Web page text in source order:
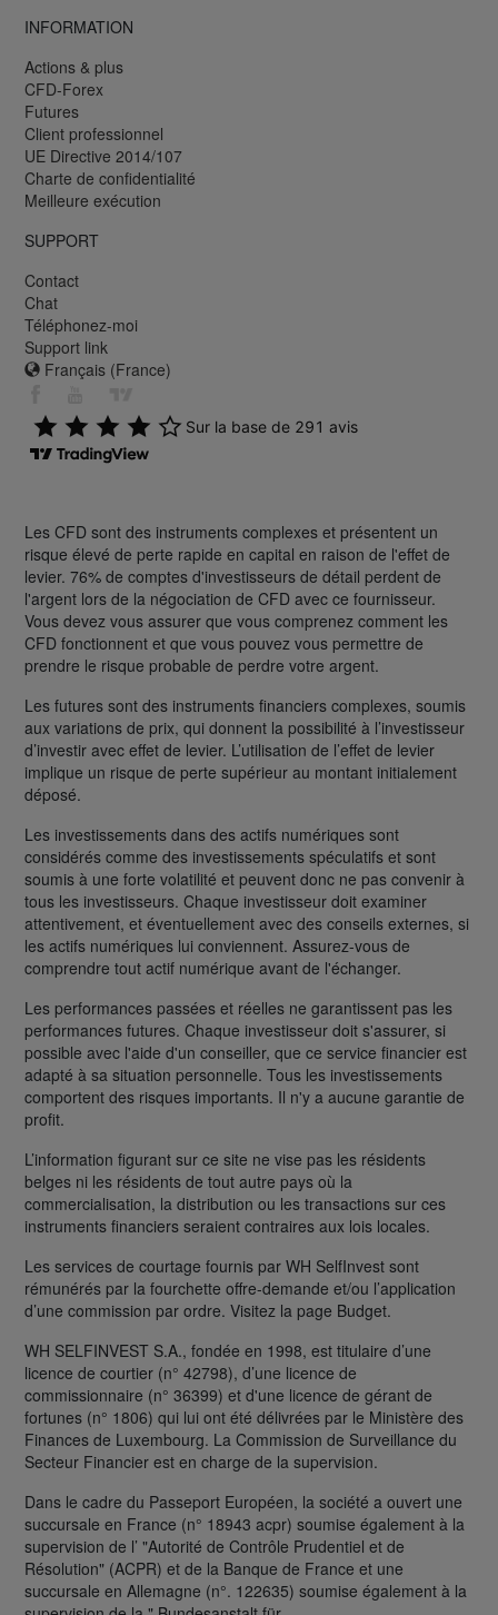
INFORMATION
Actions & plus
CFD-Forex
Futures
Client professionnel
UE Directive 2014/107
Charte de confidentialité
Meilleure exécution
SUPPORT
Contact
Chat
Téléphonez-moi
Support link
Français (France)
Les CFD sont des instruments complexes et présentent un
risque élevé de perte rapide en capital en raison de l'effet de
levier. 76% de comptes d'investisseurs de détail perdent de
l'argent lors de la négociation de CFD avec ce fournisseur.
Vous devez vous assurer que vous comprenez comment les
CFD fonctionnent et que vous pouvez vous permettre de
prendre le risque probable de perdre votre argent.
Les futures sont des instruments financiers complexes, soumis
aux variations de prix, qui donnent la possibilité à l’investisseur
d’investir avec effet de levier. L’utilisation de l’effet de levier
implique un risque de perte supérieur au montant initialement
déposé.
Les investissements dans des actifs numériques sont
considérés comme des investissements spéculatifs et sont
soumis à une forte volatilité et peuvent donc ne pas convenir à
tous les investisseurs. Chaque investisseur doit examiner
attentivement, et éventuellement avec des conseils externes, si
les actifs numériques lui conviennent. Assurez-vous de
comprendre tout actif numérique avant de l'échanger.
Les performances passées et réelles ne garantissent pas les
performances futures. Chaque investisseur doit s'assurer, si
possible avec l'aide d'un conseiller, que ce service financier est
adapté à sa situation personnelle. Tous les investissements
comportent des risques importants. Il n'y a aucune garantie de
profit.
L’information figurant sur ce site ne vise pas les résidents
belges ni les résidents de tout autre pays où la
commercialisation, la distribution ou les transactions sur ces
instruments financiers seraient contraires aux lois locales.
Les services de courtage fournis par WH SelfInvest sont
rémunérés par la fourchette offre-demande et/ou l’application
d’une commission par ordre. Visitez la page Budget.
WH SELFINVEST S.A., fondée en 1998, est titulaire d’une
licence de courtier (n° 42798), d’une licence de
commissionnaire (n° 36399) et d'une licence de gérant de
fortunes (n° 1806) qui lui ont été délivrées par le Ministère des
Finances de Luxembourg. La Commission de Surveillance du
Secteur Financier est en charge de la supervision.
Dans le cadre du Passeport Européen, la société a ouvert une
succursale en France (n° 18943 acpr) soumise également à la
supervision de l’ "Autorité de Contrôle Prudentiel et de
Résolution" (ACPR) et de la Banque de France et une
succursale en Allemagne (n°. 122635) soumise également à la